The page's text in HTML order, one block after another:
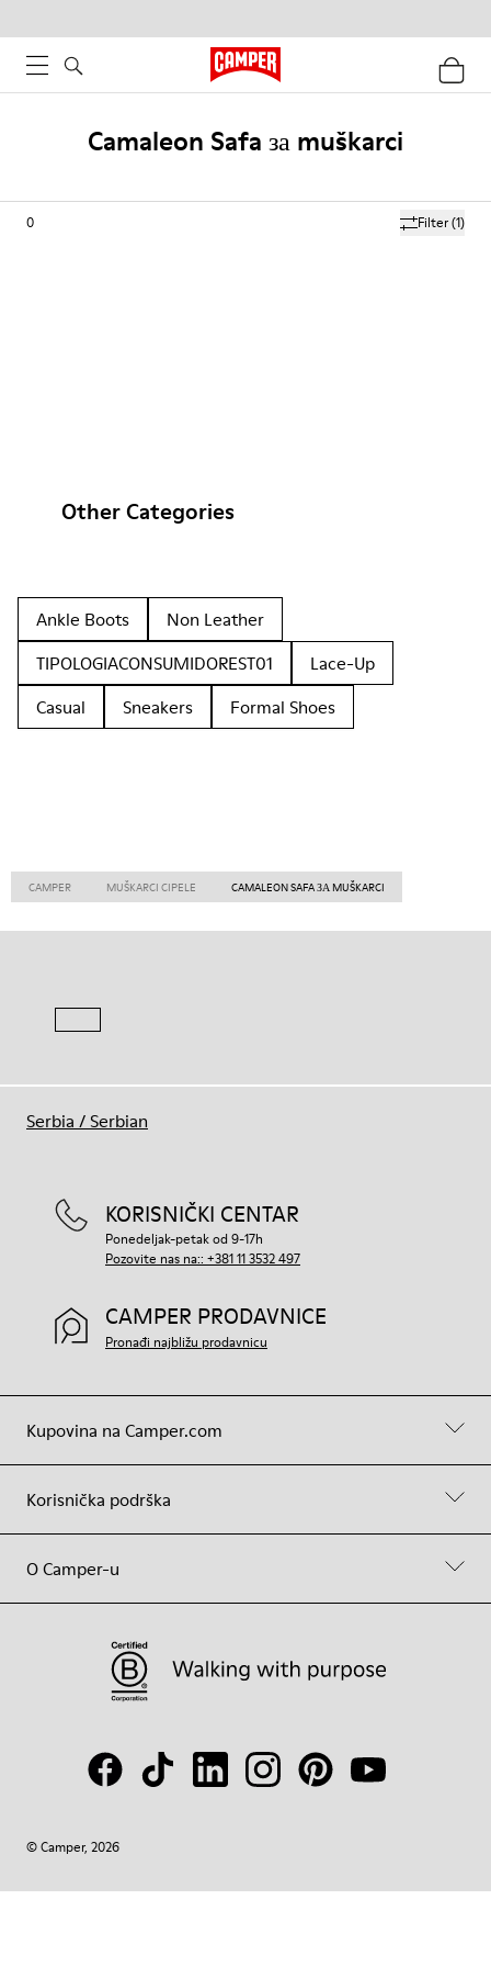
Camaleon Safa за muškarci
Filter(1)
0
Other Categories
Ankle Boots
Non Leather
TIPOLOGIACONSUMIDOREST01
Lace-Up
Casual
Sneakers Formal Shoes
CAMPER MUŠKARCI CIPELE CAMALEON SAFA ЗА MUŠKARCI
Kupovina na Camper.com
Korisnička podrška
O Camper-u
KORISNIČKI CENTAR
Ponedeljak-petak od 9-17h
Pozovite nas na:: +381 11 3532 497
CAMPER PRODAVNICE
Pronađi najbližu prodavnicu
© Camper, 2026
Serbia /Serbian